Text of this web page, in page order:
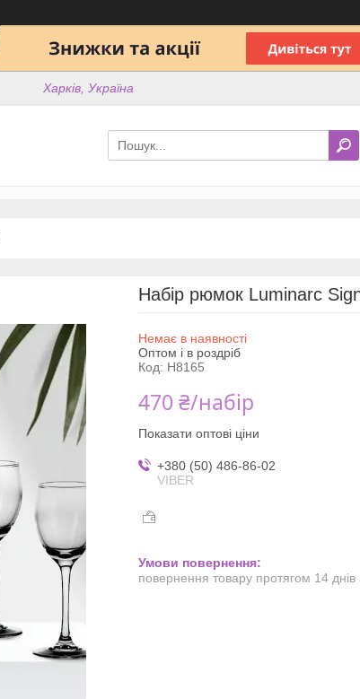
Харків, Україна
Набір рюмок Luminarc
Немає в наявності
Оптом і в роздріб
Код: H8165
470 ₴/набір
Показати оптові ціни
+380 (50) 486-86-02
VIBER
повернення товару протягом 14 днів